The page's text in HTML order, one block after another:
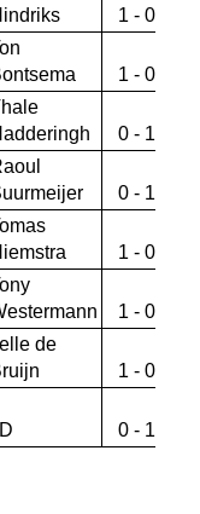
1 - 0
1 - 0
0 - 1
0 - 1
1 - 0
1 - 0
de
1 - 0
0 - 1